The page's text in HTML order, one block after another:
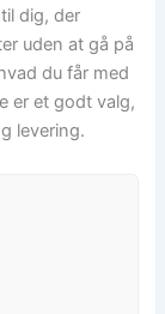
dig, der
uden at gå på
du får med
er et godt valg,
levering.